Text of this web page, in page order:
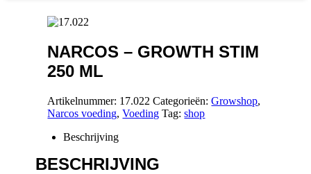
NARCOS – GROWTH STIM
250 ML
Artikelnummer: 17.022 Categorieën:Growshop,
Narcos voeding,Voeding Tag:shop
Beschrijving
BESCHRIJVING